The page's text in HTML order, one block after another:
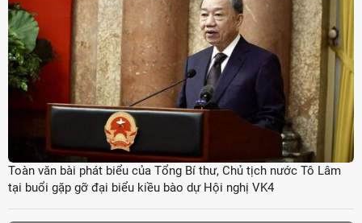
Toàn văn bài phát biểu của Tổng Bí thư, Chủ tịch nước Tô Lâm
tại buổi gặp gỡ đại biểu kiều bào dự Hội nghị VK4